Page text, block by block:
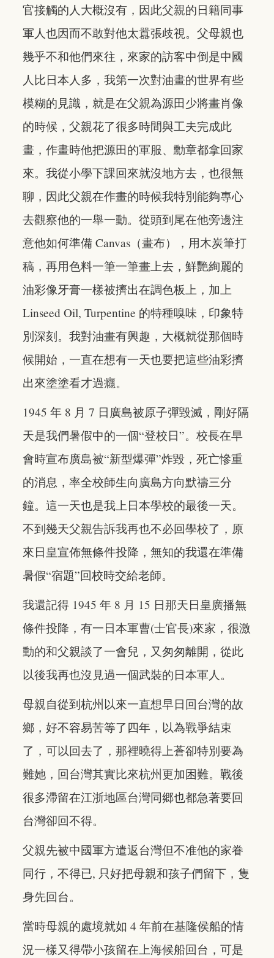
官接觸的人大概沒有，因此父親的日籍同事
軍人也因而不敢對他太囂張歧視。父母親也
幾乎不和他們來往，來家的訪客中倒是中國
人比日本人多，我第一次對油畫的世界有些
模糊的見識，就是在父親為源田少將畫肖像
的時候，父親花了很多時間與工夫完成此
畫，作畫時他把源田的軍服、勳章都拿回家
來。我從小學下課回來就沒地方去，也很無
聊，因此父親在作畫的時候我特別能夠專心
去觀察他的一舉一動。從頭到尾在他旁邊注
意他如何準備 Canvas（畫布），用木炭筆打
稿，再用色料一筆一筆畫上去，鮮艷絢麗的
油彩像牙膏一樣被擠出在調色板上，加上
Linseed Oil, Turpentine 的特種嗅味，印象特
別深刻。我對油畫有興趣，大概就從那個時
候開始，一直在想有一天也要把這些油彩擠
出來塗塗看才過癮。
1945 年 8 月 7 日廣島被原子彈毀滅，剛好隔
天是我們暑假中的一個“登校日”。校長在早
會時宣布廣島被“新型爆彈”炸毀，死亡慘重
的消息，率全校師生向廣島方向默禱三分
鐘。這一天也是我上日本學校的最後一天。
不到幾天父親告訴我再也不必回學校了，原
來日皇宣佈無條件投降，無知的我還在準備
暑假“宿題”回校時交給老師。
我還記得 1945 年 8 月 15 日那天日皇廣播無
條件投降，有一日本軍曹(士官長)來家，很激
動的和父親談了一會兒，又匆匆離開，從此
以後我再也沒見過一個武裝的日本軍人。
母親自從到杭州以來一直想早日回台灣的故
鄉，好不容易苦等了四年，以為戰爭結束
了，可以回去了，那裡曉得上蒼卻特別要為
難她，回台灣其實比來杭州更加困難。戰後
很多滯留在江浙地區台灣同郷也都急著要回
台灣卻回不得。
父親先被中國軍方遣返台灣但不准他的家眷
同行，不得已, 只好把母親和孩子們留下，隻
身先回台。
當時母親的處境就如 4 年前在基隆侯船的情
況一樣又得帶小孩留在上海候船回台，可是